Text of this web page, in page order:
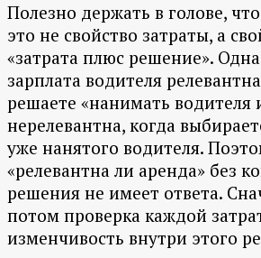
Полезно держать в голове,
это не свойство затраты, а
«затрата плюс решение».
зарплата водителя
решаете «нанимать водителя
нерелевантна, когда
уже нанятого водителя.
«релевантна ли аренда» без
решения не имеет ответа.
потом проверка каждой
изменчивость внутри этого